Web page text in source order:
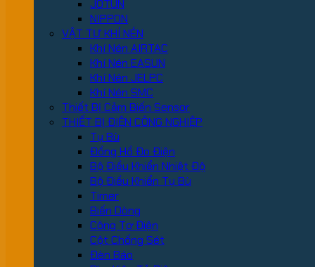
JOTUN
NIPPON
VẬT TƯ KHÍ NÉN
Khí Nén AIRTAC
Khí Nén EASUN
Khí Nén JELPC
Khí Nén SMC
Thiết Bị Cảm Biến Sensor
THIẾT BỊ ĐIỆN CÔNG NGHIỆP
Tụ Bù
Đồng Hồ Đo Điện
Bộ Điều Khiển Nhiệt Độ
Bộ Điều Khiển Tụ Bù
Timer
Biến Dòng
Công Tơ Điện
Cột Chống Sét
Đèn Báo